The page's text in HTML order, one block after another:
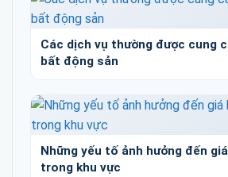
Các dịch vụ thường được cung
bất động sản
Những yếu tố ảnh hưởng đến
trong khu vực